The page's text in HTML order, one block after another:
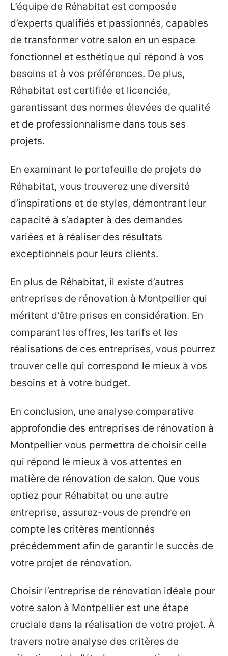
L’équipe de Réhabitat est composée
d’experts qualifiés et passionnés, capables
de transformer votre salon en un espace
fonctionnel et esthétique qui répond à vos
besoins et à vos préférences. De plus,
Réhabitat est certifiée et licenciée,
garantissant des normes élevées de qualité
et de professionnalisme dans tous ses
projets.
En examinant le portefeuille de projets de
Réhabitat, vous trouverez une diversité
d’inspirations et de styles, démontrant leur
capacité à s’adapter à des demandes
variées et à réaliser des résultats
exceptionnels pour leurs clients.
En plus de Réhabitat, il existe d’autres
entreprises de rénovation à Montpellier qui
méritent d’être prises en considération. En
comparant les offres, les tarifs et les
réalisations de ces entreprises, vous pourrez
trouver celle qui correspond le mieux à vos
besoins et à votre budget.
En conclusion, une analyse comparative
approfondie des entreprises de rénovation à
Montpellier vous permettra de choisir celle
qui répond le mieux à vos attentes en
matière de rénovation de salon. Que vous
optiez pour Réhabitat ou une autre
entreprise, assurez-vous de prendre en
compte les critères mentionnés
précédemment afin de garantir le succès de
votre projet de rénovation.
Choisir l’entreprise de rénovation idéale pour
votre salon à Montpellier est une étape
cruciale dans la réalisation de votre projet. À
travers notre analyse des critères de